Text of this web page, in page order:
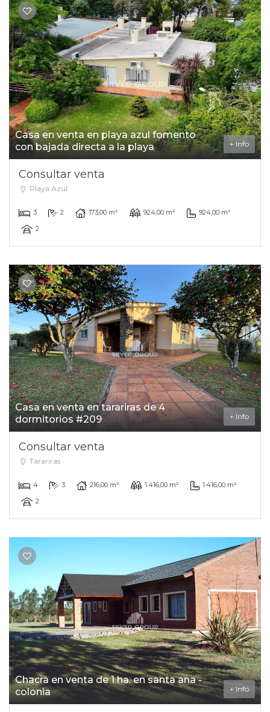
Casa en venta en playa azul fomento
con bajada directa a la playa
+ Info
Consultar venta
Playa Azul
3 2 173,00 m² 924,00 m²
924,00 m²
2
Casa en venta en tarariras de 4
dormitorios #209
+ Info
Consultar venta
Tarariras
4 3 216,00 m² 1.416,00 m²
1.416,00 m²
2
Chacra en venta de 1 ha. en santa ana -
colonia
+ Info